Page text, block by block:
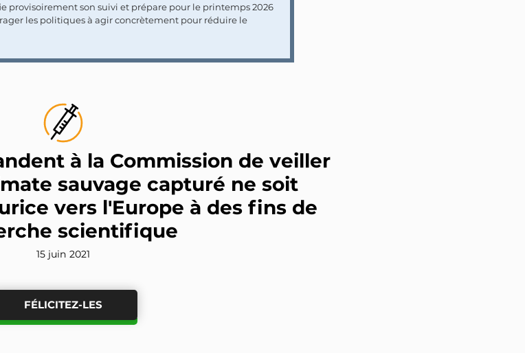
provisoirement son suivi et prépare pour le printemps 2026
les politiques à agir concrètement pour réduire le
à la Commission de veiller
sauvage capturé ne soit
vers l'Europe à des fins de
scientifique
15 juin 2021
FÉLICITEZ-LES